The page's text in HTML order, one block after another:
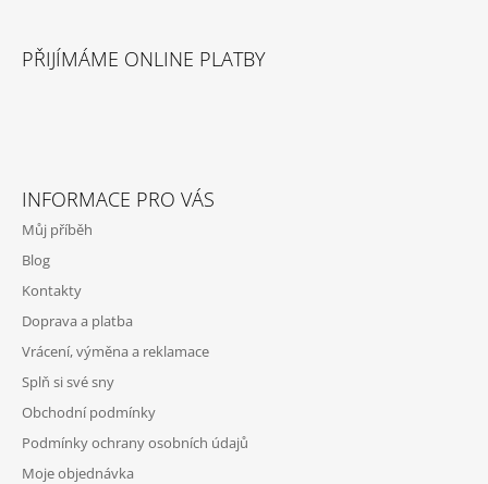
PŘIJÍMÁME ONLINE PLATBY
INFORMACE PRO VÁS
Můj příběh
Blog
Kontakty
Doprava a platba
Vrácení, výměna a reklamace
Splň si své sny
Obchodní podmínky
Podmínky ochrany osobních údajů
Moje objednávka